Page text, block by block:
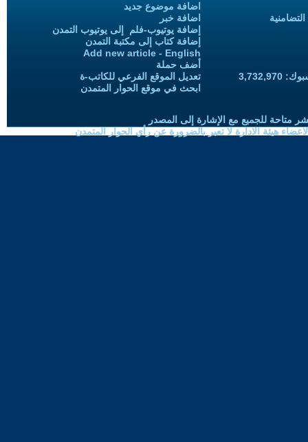
اضافة موضوع جديد
اضافة خبر
إضافة يوتيوب-فلم إلى يوتيوب التمدن
إضافة كتاب إلى مكتبة التمدن
Add new article - English
أضف حملة
تعديل الموقع الفرعي للكاتب-ة
ابحث في موقع الحوار المتمدن
متاحة للجميع مع الإشارة إلى المصدر
هيئة الادارة لا تعبر بالضرورة عن رأي الحوار المتمدن